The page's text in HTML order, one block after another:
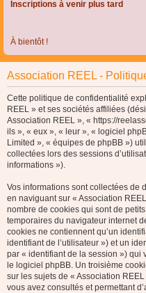
Inscriptions à venir plus tard
À bientôt !
Association REEL -
Cette politique de confidentialité
REEL » et ses sociétés affiliées
Association REEL », « https://
ils », « eux », « leur », « logiciel
Limited », « équipes de phpBB »)
collectées lors des sessions
informations »).
Vos informations sont collectées de
en naviguant sur « Association
nombre de cookies qui sont de
temporaires du navigateur internet
cookies ne contiennent qu’un
identifiant de l’utilisateur ») et un
par « identifiant de la session ») qui
le logiciel phpBB. Un troisième
sur les sujets de « Association
vous avez consultés et permettant